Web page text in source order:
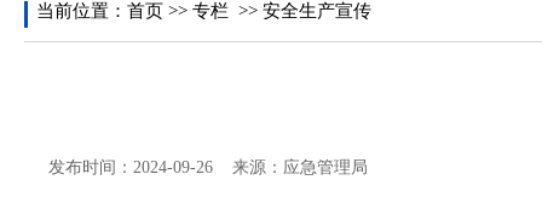
当前位置： 首页 >> 专栏 >> 安全生产宣传
发布时间：2024-09-26 来源：应急管理局